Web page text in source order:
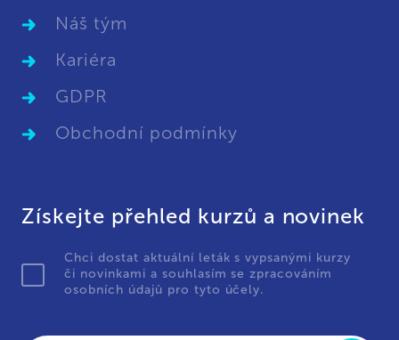
Náš tým
Kariéra
GDPR
Obchodní podmínky
Získejte přehled kurzů a novinek
Chci dostat aktuální leták s vypsanými kurzy
či novinkami a souhlasím se zpracováním
osobních údajů pro tyto účely.